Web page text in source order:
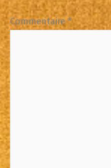
Commentaire*